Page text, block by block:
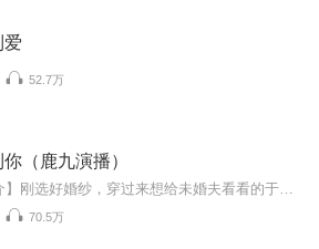
爱
52.7万
（鹿九演播）
70.5万